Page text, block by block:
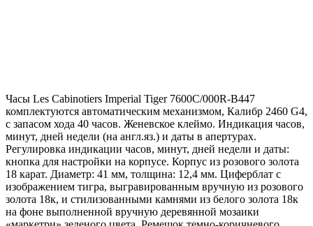
Часы Les Cabinotiers Imperial Tiger 7600C/000R-B447
комплектуются автоматическим механизмом, Калибр 2460 G4,
с запасом хода 40 часов. Женевское клеймо. Индикация часов,
минут, дней недели (на англ.яз.) и даты в апертурах.
Регулировка индикации часов, минут, дней недели и даты:
кнопка для настройки на корпусе. Корпус из розового золота
18 карат. Диаметр: 41 мм, толщина: 12,4 мм. Циферблат с
изображением тигра, выгравированным вручную из розового
золота 18к, и стилизованными камнями из белого золота 18к
на фоне выполненной вручную деревянной мозаики